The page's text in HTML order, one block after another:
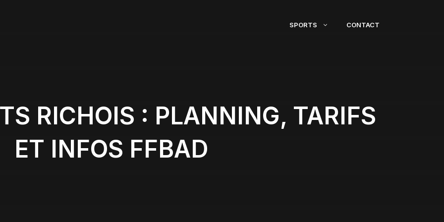
SPORTS CONTACT
RICHOIS : PLANNING, TARIFS
ET INFOS FFBAD